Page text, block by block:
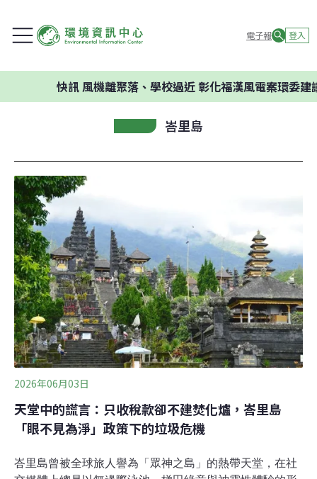
電子報 登入
風機離聚落、學校過近 彰化福漢風電案環委建議不應開
峇里島
2026年06月03日
天堂中的謊言：只收稅款卻不建焚化爐，峇里島
「眼不見為淨」政策下的垃圾危機
峇里島曾被全球旅人譽為「眾神之島」的熱帶天堂，在社